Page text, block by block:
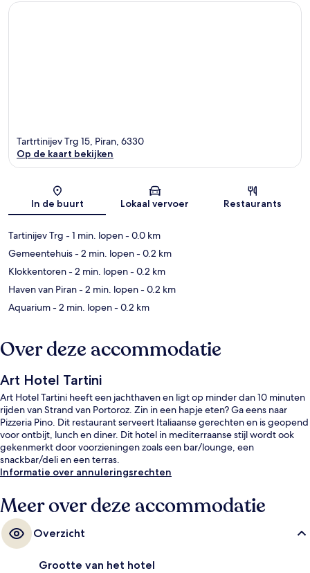
Kaart
Tartrtinijev Trg 15, Piran, 6330
Op de kaart bekijken
In de buurt Lokaal vervoer Restaurants
Tartinijev Trg - 1 min. lopen- 0.0 km
Gemeentehuis- 2 min. lopen- 0.2 km
Klokkentoren- 2 min. lopen- 0.2 km
Haven van Piran- 2 min. lopen- 0.2 km
Aquarium- 2 min. lopen- 0.2 km
Over deze accommodatie
Art Hotel Tartini
Art Hotel Tartini heeft een jachthaven en ligt op minder dan 10 minuten
rijden van Strand van Portoroz. Zin in een hapje eten? Ga eens naar
Pizzeria Pino. Dit restaurant serveert Italiaanse gerechten en is geopend
voor ontbijt, lunch en diner. Dit hotel in mediterraanse stijl wordt ook
gekenmerkt door voorzieningen zoals een bar/lounge, een
snackbar/deli en een terras.
Informatie over annuleringsrechten
Meer over deze accommodatie
Overzicht
Grootte van het hotel